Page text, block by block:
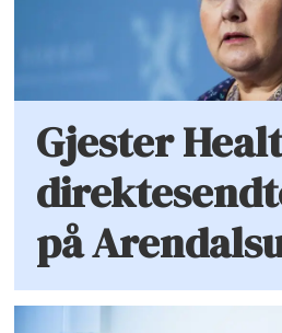
Gjester
på